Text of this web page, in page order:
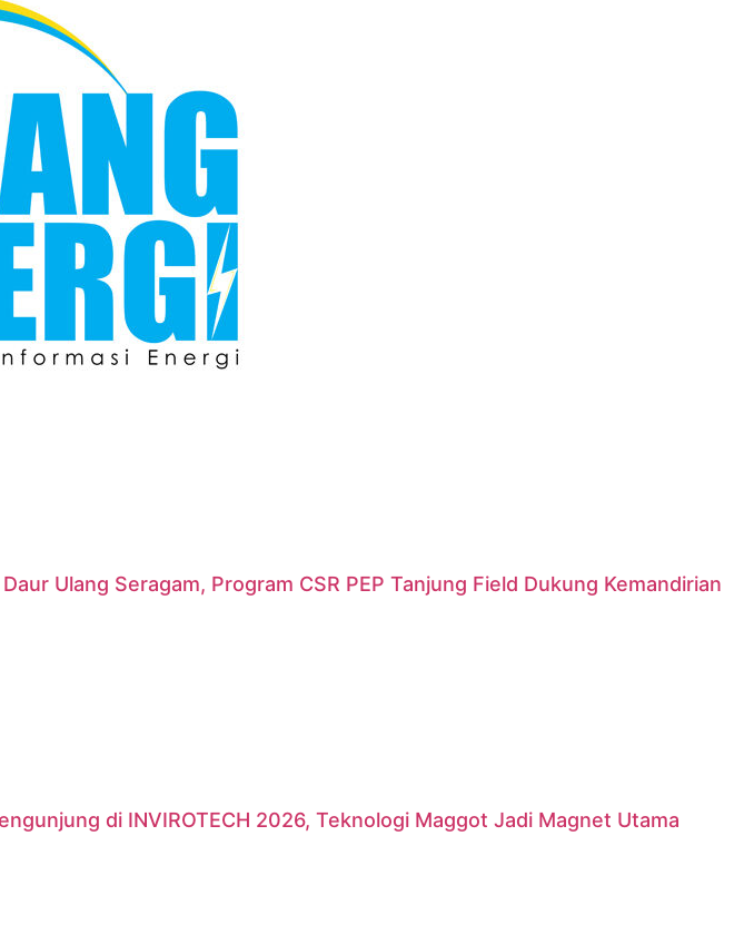
Ulang Seragam, Program CSR PEP Tanjung Field Dukung Kemandirian
di INVIROTECH 2026, Teknologi Maggot Jadi Magnet Utama